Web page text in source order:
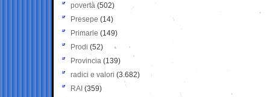
povertà (502)
Presepe (14)
Primarie (149)
Prodi (52)
Provincia (139)
radici e valori (3.682)
RAI (359)